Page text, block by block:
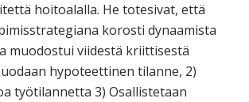
hoitoalalla. He totesivat, että
korosti dynaamista
muodostui viidestä kriittisestä
hypoteettinen tilanne, 2)
työtilannetta 3) Osallistetaan